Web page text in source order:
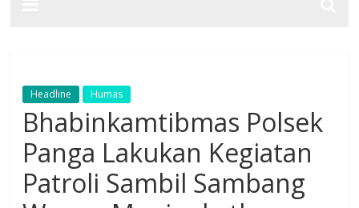
Headline Humas
Bhabinkamtibmas Polsek
Panga Lakukan Kegiatan
Patroli Sambil Sambang